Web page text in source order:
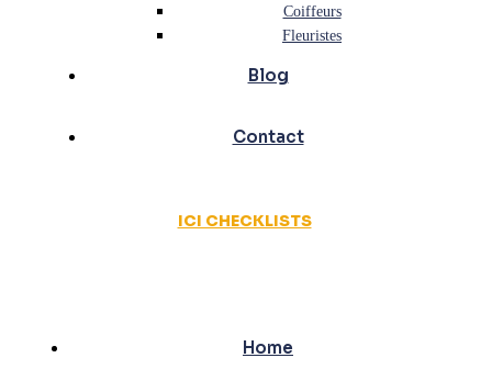
Coiffeurs
Fleuristes
Blog
Contact
ICI CHECKLISTS
Home